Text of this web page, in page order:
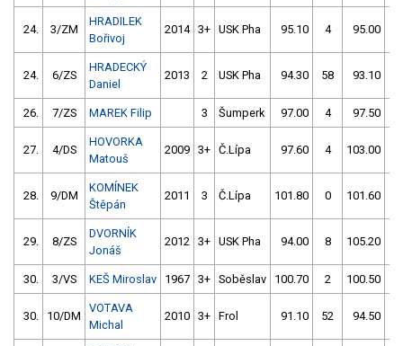
24. 3/ZM
HRADILEK
Bořivoj
2014 3+ USK Pha 95.10 4 95.00
24. 6/ZS
HRADECKÝ
Daniel
2013 2 USK Pha 94.30 58 93.10
26. 7/ZS MAREK Filip 3 Šumperk 97.00 4 97.50
27. 4/DS
HOVORKA
Matouš
2009 3+ Č.Lípa 97.60 4 103.00
28. 9/DM
KOMÍNEK
Štěpán
2011 3 Č.Lípa 101.80 0 101.60
29. 8/ZS
DVORNÍK
Jonáš
2012 3+ USK Pha 94.00 8 105.20
30. 3/VS KEŠ Miroslav 1967 3+ Soběslav 100.70 2 100.50
30. 10/DM
VOTAVA
Michal
2010 3+ Frol 91.10 52 94.50